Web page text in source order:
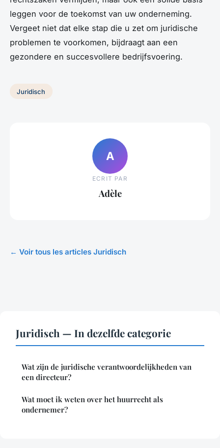
leggen voor de toekomst van uw onderneming.
Vergeet niet dat elke stap die u zet om juridische
problemen te voorkomen, bijdraagt aan een
gezondere en succesvollere bedrijfsvoering.
Juridisch
A
ECRIT PAR
Adèle
← Voir tous les articles Juridisch
Juridisch — In dezelfde categorie
Wat zijn de juridische verantwoordelijkheden van
een directeur?
Wat moet ik weten over het huurrecht als
ondernemer?